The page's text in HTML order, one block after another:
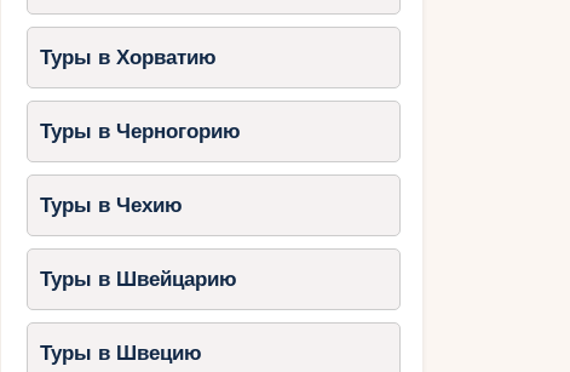
Туры в Хорватию
Туры в Черногорию
Туры в Чехию
Туры в Швейцарию
Туры в Швецию